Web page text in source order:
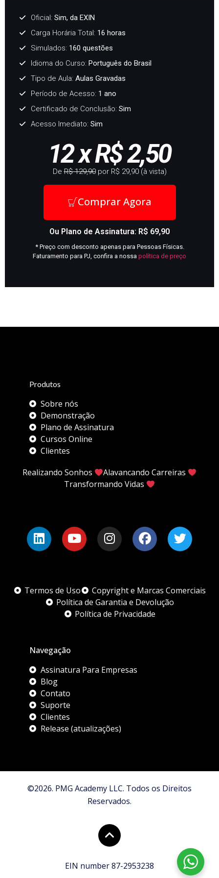
Oficial: Sim, da EXIN
Carga Horária Total: 16 horas
Simulados: 160 questões
Idioma do Curso: Português do Brasil
Tipo de Aula: Aulas Gravadas
Período de Acesso: 1 ano
Certificado de Conclusão: Sim
Acesso Imediato: Sim
12 x R$ 2,50
DeR$ 129,90por R$ 29,90 (à vista)
Comprar Agora
Ou Plano de Assinatura: R$ 69,90
* Preço com desconto apenas para Pessoas Físicas.
Faturamento para PJ, confira a nossa política de preço
Produtos
Sobre nós
Demonstração
Plano de Assinatura
Cursos Online
Clientes
Realizando Sonhos
Alavancando Carreiras
Transformando Vidas
Termos de Uso
Copyright e Marcas Comerciais
Política de Garantia e Devolução
Política de Privacidade
Navegação
Assinatura Para Empresas
Blog
Contato
Suporte
Clientes
Release (atualizações)
©2026. PMG Academy LLC. Todos os Direitos
Reservados.
EIN number 87-2953238